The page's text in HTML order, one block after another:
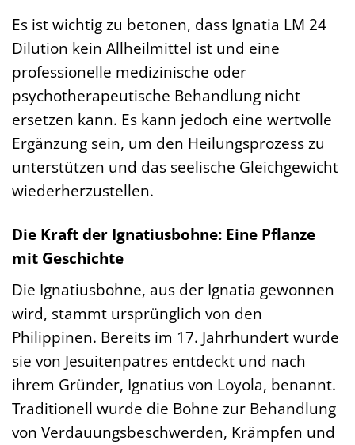
Es ist wichtig zu betonen, dass Ignatia LM 24
Dilution kein Allheilmittel ist und eine
professionelle medizinische oder
psychotherapeutische Behandlung nicht
ersetzen kann. Es kann jedoch eine wertvolle
Ergänzung sein, um den Heilungsprozess zu
unterstützen und das seelische Gleichgewicht
wiederherzustellen.
Die Kraft der Ignatiusbohne: Eine Pflanze
mit Geschichte
Die Ignatiusbohne, aus der Ignatia gewonnen
wird, stammt ursprünglich von den
Philippinen. Bereits im 17. Jahrhundert wurde
sie von Jesuitenpatres entdeckt und nach
ihrem Gründer, Ignatius von Loyola, benannt.
Traditionell wurde die Bohne zur Behandlung
von Verdauungsbeschwerden, Krämpfen und